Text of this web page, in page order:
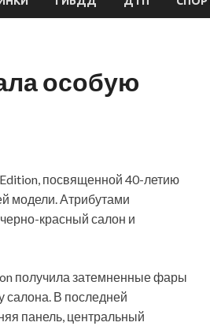
особую
посвященной 40-летию
модели. Атрибутами
красный салон и
получила затемненные фары
салона. В последней
панель, центральный